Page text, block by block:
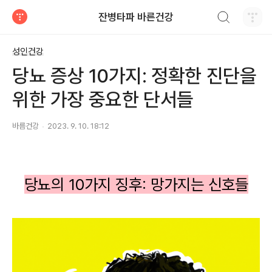
잔병타파 바른건강
성인건강
당뇨 증상 10가지: 정확한 진단을
위한 가장 중요한 단서들
바름건강 2023. 9. 10. 18:12
당뇨의 10가지 징후: 망가지는 신호들